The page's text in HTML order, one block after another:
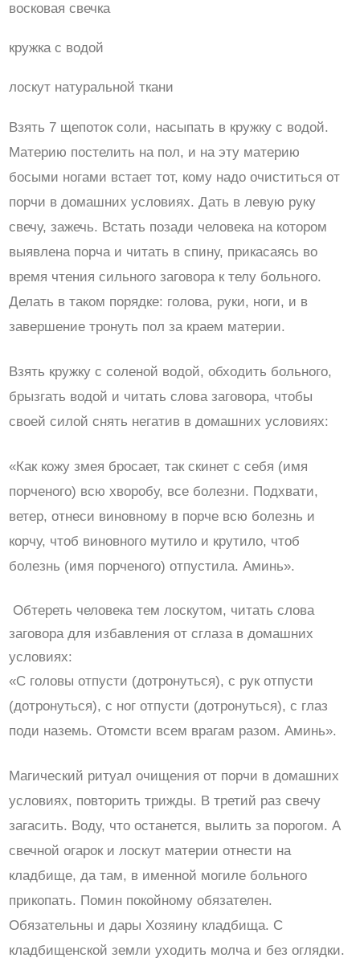
восковая свечка
кружка с водой
лоскут натуральной ткани
Взять 7 щепоток соли, насыпать в кружку с водой.
Материю постелить на пол, и на эту материю
босыми ногами встает тот, кому надо очиститься от
порчи в домашних условиях. Дать в левую руку
свечу, зажечь. Встать позади человека на котором
выявлена порча и читать в спину, прикасаясь во
время чтения сильного заговора к телу больного.
Делать в таком порядке: голова, руки, ноги, и в
завершение тронуть пол за краем материи.
Взять кружку с соленой водой, обходить больного,
брызгать водой и читать слова заговора, чтобы
своей силой снять негатив в домашних условиях:
«Как кожу змея бросает, так скинет с себя (имя
порченого) всю хворобу, все болезни. Подхвати,
ветер, отнеси виновному в порче всю болезнь и
корчу, чтоб виновного мутило и крутило, чтоб
болезнь (имя порченого) отпустила. Аминь».
Обтереть человека тем лоскутом, читать слова
заговора для избавления от сглаза в домашних
условиях:
«С головы отпусти (дотронуться), с рук отпусти
(дотронуться), с ног отпусти (дотронуться), с глаз
поди наземь. Отомсти всем врагам разом. Аминь».
Магический ритуал очищения от порчи в домашних
условиях, повторить трижды. В третий раз свечу
загасить. Воду, что останется, вылить за порогом. А
свечной огарок и лоскут материи отнести на
кладбище, да там, в именной могиле больного
прикопать. Помин покойному обязателен.
Обязательны и дары Хозяину кладбища. С
кладбищенской земли уходить молча и без оглядки.